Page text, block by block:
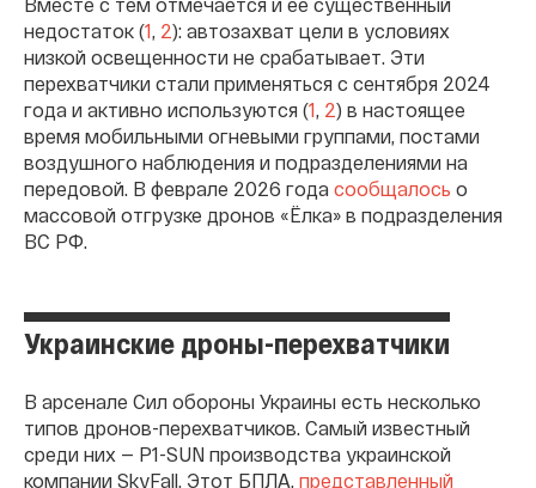
недостаток (1 2): автозахват цели в условиях
низкой освещенности не срабатывает. Эти
перехватчики стали применяться с сентября 2024
года и активно используются (1 2) в настоящее
время мобильными огневыми группами, постами
воздушного наблюдения и подразделениями на
передовой. В феврале 2026 года сообщалось о
массовой отгрузке дронов «Ёлка» в подразделения
ВС РФ.
Украинские дроны-перехватчики
В арсенале Сил обороны Украины есть несколько
типов дронов-перехватчиков. Самый известный
среди них — P1-SUN производства украинской
компании SkyFall. Этот БПЛА, представленный